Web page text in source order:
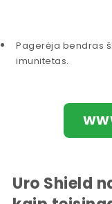
Pagerėja bendras
imunitetas.
Uro Shield